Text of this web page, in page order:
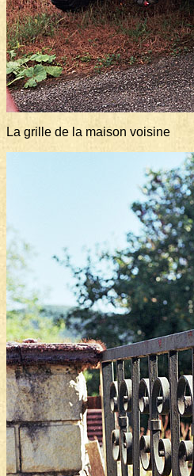
La grille de la maison voisine